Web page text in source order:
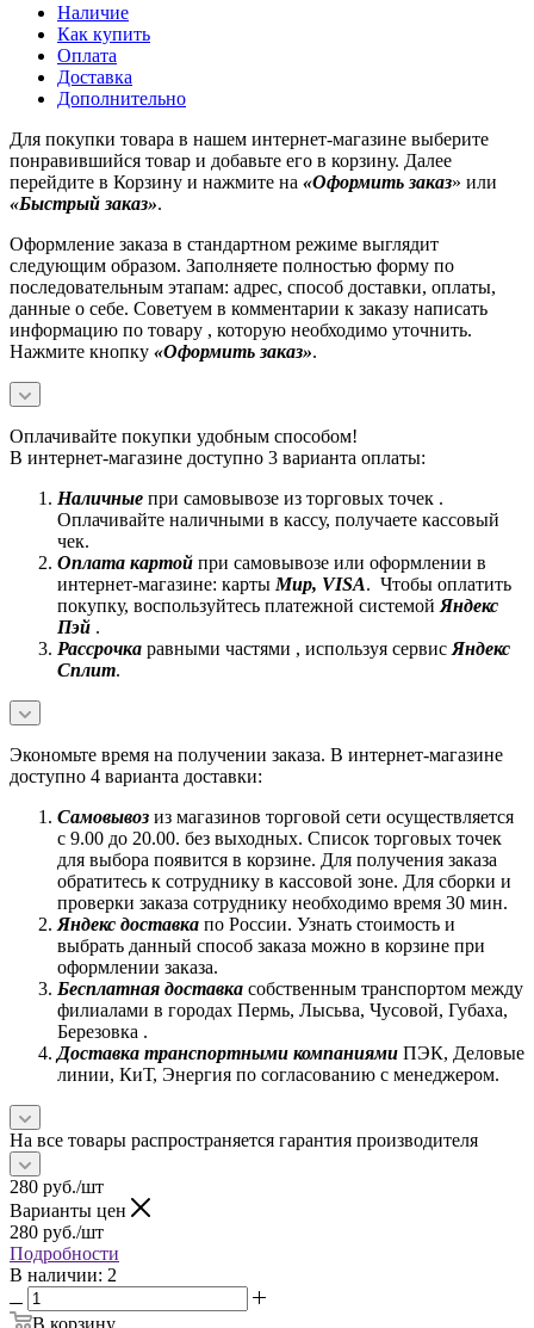
Наличие
Как купить
Оплата
Доставка
Дополнительно
Для покупки товара в нашем интернет-магазине выберите
понравившийся товар и добавьте его в корзину. Далее
перейдите в Корзину и нажмите на «Оформить заказ» или
«Быстрый заказ».
Оформление заказа в стандартном режиме выглядит
следующим образом. Заполняете полностью форму по
последовательным этапам: адрес, способ доставки, оплаты,
данные о себе. Советуем в комментарии к заказу написать
информацию по товару , которую необходимо уточнить.
Нажмите кнопку «Оформить заказ».
Оплачивайте покупки удобным способом!
В интернет-магазине доступно 3 варианта оплаты:
Наличные при самовывозе из торговых точек .
Оплачивайте наличными в кассу, получаете кассовый
чек.
Оплата картой при самовывозе или оформлении в
интернет-магазине: карты Mир, VISA. Чтобы оплатить
покупку, воспользуйтесь платежной системой Яндекс
Пэй .
Рассрочка равными частями , используя сервис Яндекс
Сплит.
Экономьте время на получении заказа. В интернет-магазине
доступно 4 варианта доставки:
Самовывоз из магазинов торговой сети осуществляется
с 9.00 до 20.00. без выходных. Список торговых точек
для выбора появится в корзине. Для получения заказа
обратитесь к сотруднику в кассовой зоне. Для сборки и
проверки заказа сотруднику необходимо время 30 мин.
Яндекс доставка по России. Узнать стоимость и
выбрать данный способ заказа можно в корзине при
оформлении заказа.
Бесплатная доставка собственным транспортом между
филиалами в городах Пермь, Лысьва, Чусовой, Губаха,
Березовка .
Доставка транспортными компаниями ПЭК, Деловые
линии, КиТ, Энергия по согласованию с менеджером.
На все товары распространяется гарантия производителя
280 руб./шт
Варианты цен
280 руб./шт
Подробности
В наличии: 2
В корзину